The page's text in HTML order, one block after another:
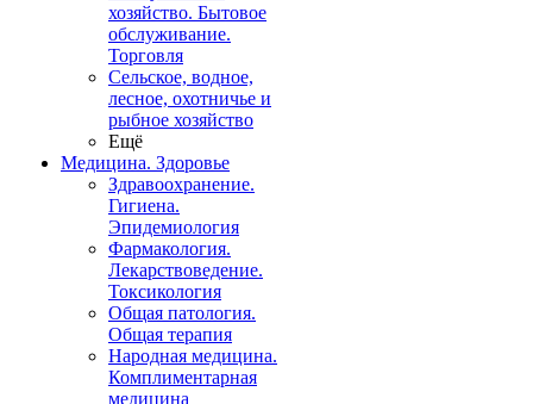
хозяйство. Бытовое
обслуживание.
Торговля
Сельское, водное,
лесное, охотничье и
рыбное хозяйство
Ещё
Медицина. Здоровье
Здравоохранение.
Гигиена.
Эпидемиология
Фармакология.
Лекарствоведение.
Токсикология
Общая патология.
Общая терапия
Народная медицина.
Комплиментарная
медицина